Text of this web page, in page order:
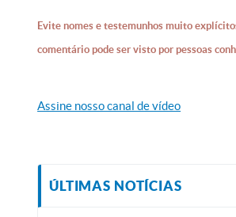
Evite nomes e testemunhos muito
comentário pode ser visto por pessoas
Assine nosso canal de vídeo
ÚLTIMAS NOTÍCIAS